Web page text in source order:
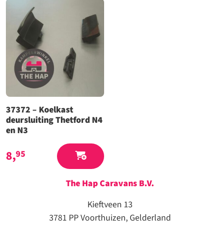
37372 – Koelkast
deursluiting Thetford N4
en N3
8,95
The Hap Caravans B.V.
Kieftveen 13
3781 PP Voorthuizen, Gelderland